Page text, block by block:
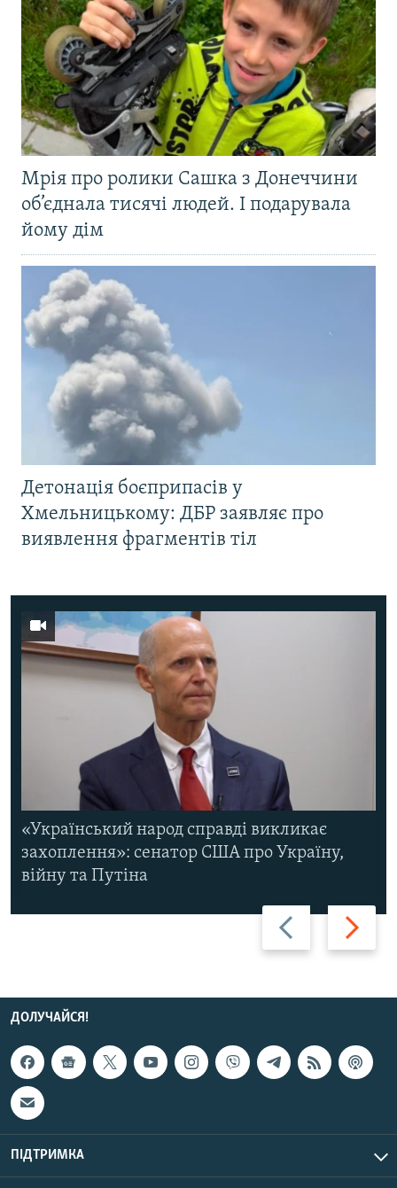
Мрія про ролики Сашка з Донеччини
об’єднала тисячі людей. І подарувала
йому дім
Детонація боєприпасів у
Хмельницькому: ДБР заявляє про
виявлення фрагментів тіл
Назад Вперед
«Український народ справді викликає
захоплення»: сенатор США про Україну,
війну та Путіна
ДОЛУЧАЙСЯ!
ПІДТРИМКА